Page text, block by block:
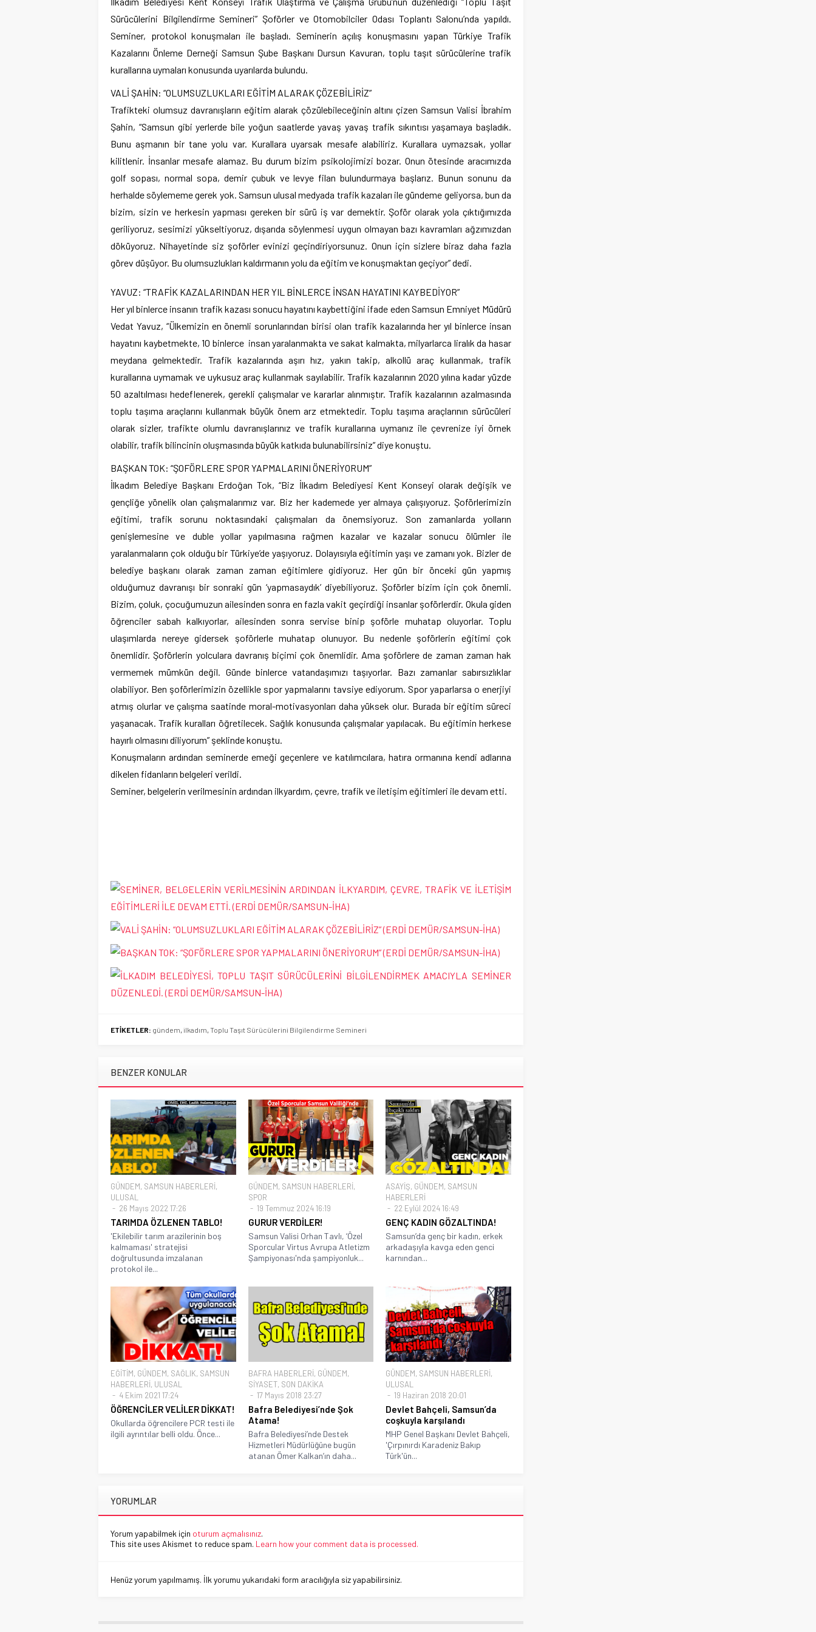
Sürücülerini Bilgilendirme Semineri” Şoförler ve Otomobilciler Odası Toplantı Salonu’nda yapıldı.
Seminer, protokol konuşmaları ile başladı. Seminerin açılış konuşmasını yapan Türkiye Trafik
Kazalarını Önleme Derneği Samsun Şube Başkanı Dursun Kavuran, toplu taşıt sürücülerine trafik
kurallarına uymaları konusunda uyarılarda bulundu.
VALİ ŞAHİN: “OLUMSUZLUKLARI EĞİTİM ALARAK ÇÖZEBİLİRİZ”
Trafikteki olumsuz davranışların eğitim alarak çözülebileceğinin altını çizen Samsun Valisi İbrahim
Şahin, “Samsun gibi yerlerde bile yoğun saatlerde yavaş yavaş trafik sıkıntısı yaşamaya başladık.
Bunu aşmanın bir tane yolu var. Kurallara uyarsak mesafe alabiliriz. Kurallara uymazsak, yollar
kilitlenir. İnsanlar mesafe alamaz. Bu durum bizim psikolojimizi bozar. Onun ötesinde aracımızda
golf sopası, normal sopa, demir çubuk ve levye filan bulundurmaya başlarız. Bunun sonunu da
herhalde söylememe gerek yok. Samsun ulusal medyada trafik kazaları ile gündeme geliyorsa, bun da
bizim, sizin ve herkesin yapması gereken bir sürü iş var demektir. Şoför olarak yola çıktığımızda
geriliyoruz, sesimizi yükseltiyoruz, dışarıda söylenmesi uygun olmayan bazı kavramları ağzımızdan
döküyoruz. Nihayetinde siz şoförler evinizi geçindiriyorsunuz. Onun için sizlere biraz daha fazla
görev düşüyor. Bu olumsuzlukları kaldırmanın yolu da eğitim ve konuşmaktan geçiyor” dedi.
YAVUZ: “TRAFİK KAZALARINDAN HER YIL BİNLERCE İNSAN HAYATINI KAYBEDİYOR”
Her yıl binlerce insanın trafik kazası sonucu hayatını kaybettiğini ifade eden Samsun Emniyet Müdürü
Vedat Yavuz, “Ülkemizin en önemli sorunlarından birisi olan trafik kazalarında her yıl binlerce insan
hayatını kaybetmekte, 10 binlerce insan yaralanmakta ve sakat kalmakta, milyarlarca liralık da hasar
meydana gelmektedir. Trafik kazalarında aşırı hız, yakın takip, alkollü araç kullanmak, trafik
kurallarına uymamak ve uykusuz araç kullanmak sayılabilir. Trafik kazalarının 2020 yılına kadar yüzde
50 azaltılması hedeflenerek, gerekli çalışmalar ve kararlar alınmıştır. Trafik kazalarının azalmasında
toplu taşıma araçlarını kullanmak büyük önem arz etmektedir. Toplu taşıma araçlarının sürücüleri
olarak sizler, trafikte olumlu davranışlarınız ve trafik kurallarına uymanız ile çevrenize iyi örnek
olabilir, trafik bilincinin oluşmasında büyük katkıda bulunabilirsiniz” diye konuştu.
BAŞKAN TOK: “ŞOFÖRLERE SPOR YAPMALARINI ÖNERİYORUM”
İlkadım Belediye Başkanı Erdoğan Tok, “Biz İlkadım Belediyesi Kent Konseyi olarak değişik ve
gençliğe yönelik olan çalışmalarımız var. Biz her kademede yer almaya çalışıyoruz. Şoförlerimizin
eğitimi, trafik sorunu noktasındaki çalışmaları da önemsiyoruz. Son zamanlarda yolların
genişlemesine ve duble yollar yapılmasına rağmen kazalar ve kazalar sonucu ölümler ile
yaralanmaların çok olduğu bir Türkiye’de yaşıyoruz. Dolayısıyla eğitimin yaşı ve zamanı yok. Bizler de
belediye başkanı olarak zaman zaman eğitimlere gidiyoruz. Her gün bir önceki gün yapmış
olduğumuz davranışı bir sonraki gün ‘yapmasaydık’ diyebiliyoruz. Şoförler bizim için çok önemli.
Bizim, çoluk, çocuğumuzun ailesinden sonra en fazla vakit geçirdiği insanlar şoförlerdir. Okula giden
öğrenciler sabah kalkıyorlar, ailesinden sonra servise binip şoförle muhatap oluyorlar. Toplu
ulaşımlarda nereye gidersek şoförlerle muhatap olunuyor. Bu nedenle şoförlerin eğitimi çok
önemlidir. Şoförlerin yolculara davranış biçimi çok önemlidir. Ama şoförlere de zaman zaman hak
vermemek mümkün değil. Günde binlerce vatandaşımızı taşıyorlar. Bazı zamanlar sabırsızlıklar
olabiliyor. Ben şoförlerimizin özellikle spor yapmalarını tavsiye ediyorum. Spor yaparlarsa o enerjiyi
atmış olurlar ve çalışma saatinde moral-motivasyonları daha yüksek olur. Burada bir eğitim süreci
yaşanacak. Trafik kuralları öğretilecek. Sağlık konusunda çalışmalar yapılacak. Bu eğitimin herkese
hayırlı olmasını diliyorum” şeklinde konuştu.
Konuşmaların ardından seminerde emeği geçenlere ve katılımcılara, hatıra ormanına kendi adlarına
dikelen fidanların belgeleri verildi.
Seminer, belgelerin verilmesinin ardından ilkyardım, çevre, trafik ve iletişim eğitimleri ile devam etti.
ETİKETLER: gündem, ilkadım, Toplu Taşıt Sürücülerini Bilgilendirme Semineri
BENZER KONULAR
GÜNDEM, SAMSUN HABERLERİ,
ULUSAL
26 Mayıs 2022 17:26
TARIMDA ÖZLENEN TABLO!
'Ekilebilir tarım arazilerinin boş
kalmaması' stratejisi
doğrultusunda imzalanan
protokol ile...
GÜNDEM, SAMSUN HABERLERİ,
SPOR
19 Temmuz 2024 16:19
GURUR VERDİLER!
Samsun Valisi Orhan Tavlı, ‘Özel
Sporcular Virtus Avrupa Atletizm
Şampiyonası'nda şampiyonluk...
ASAYİŞ, GÜNDEM, SAMSUN
HABERLERİ
22 Eylül 2024 16:49
GENÇ KADIN GÖZALTINDA!
Samsun’da genç bir kadın, erkek
arkadaşıyla kavga eden genci
karnından...
EĞİTİM, GÜNDEM, SAĞLIK, SAMSUN
HABERLERİ, ULUSAL
4 Ekim 2021 17:24
ÖĞRENCİLER VELİLER DİKKAT!
Okullarda öğrencilere PCR testi ile
ilgili ayrıntılar belli oldu. Önce...
BAFRA HABERLERİ, GÜNDEM,
SİYASET, SON DAKİKA
17 Mayıs 2018 23:27
Bafra Belediyesi’nde Şok
Atama!
Bafra Belediyesi’nde Destek
Hizmetleri Müdürlüğüne bugün
atanan Ömer Kalkan’ın daha...
GÜNDEM, SAMSUN HABERLERİ,
ULUSAL
19 Haziran 2018 20:01
Devlet Bahçeli, Samsun’da
coşkuyla karşılandı
MHP Genel Başkanı Devlet Bahçeli,
'Çırpınırdı Karadeniz Bakıp
Türk'ün...
YORUMLAR
Yorum yapabilmek için oturum açmalısınız.
This site uses Akismet to reduce spam. Learn how your comment data is processed.
Henüz yorum yapılmamış. İlk yorumu yukarıdaki form aracılığıyla siz yapabilirsiniz.